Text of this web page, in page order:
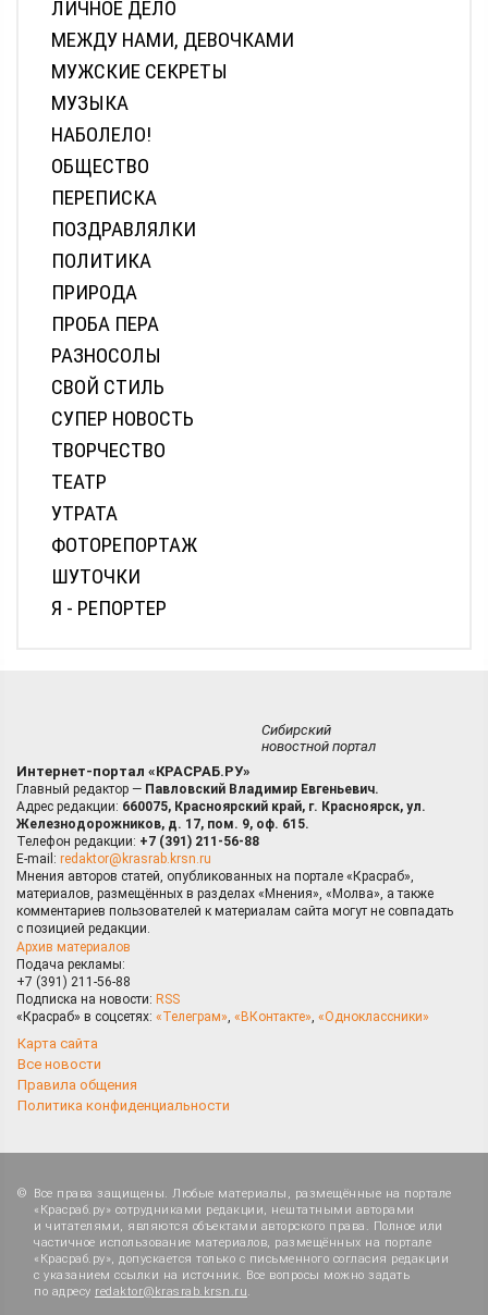
ЛИЧНОЕ ДЕЛО
МЕЖДУ НАМИ, ДЕВОЧКАМИ
МУЖСКИЕ СЕКРЕТЫ
МУЗЫКА
НАБОЛЕЛО!
ОБЩЕСТВО
ПЕРЕПИСКА
ПОЗДРАВЛЯЛКИ
ПОЛИТИКА
ПРИРОДА
ПРОБА ПЕРА
РАЗНОСОЛЫ
СВОЙ СТИЛЬ
СУПЕР НОВОСТЬ
ТВОРЧЕСТВО
ТЕАТР
УТРАТА
ФОТОРЕПОРТАЖ
ШУТОЧКИ
Я - РЕПОРТЕР
Сибирский
новостной портал
Интернет-портал «КРАСРАБ.РУ»
Главный редактор — Павловский Владимир Евгеньевич.
Адрес редакции: 660075, Красноярский край, г. Красноярск, ул.
Железнодорожников, д. 17, пом. 9, оф. 615.
Телефон редакции: +7 (391) 211-56-88
E-mail: redaktor@krasrab.krsn.ru
Мнения авторов статей, опубликованных на портале «Красраб»,
материалов, размещённых в разделах «Мнения», «Молва», а также
комментариев пользователей к материалам сайта могут не совпадать
с позицией редакции.
Архив материалов
Подача рекламы:
+7 (391) 211-56-88
Подписка на новости: RSS
«Красраб» в соцсетях: «Телеграм», «ВКонтакте», «Одноклассники»
Карта сайта
Все новости
Правила общения
Политика конфиденциальности
Все права защищены. Любые материалы, размещённые на портале
«Красраб.ру» сотрудниками редакции, нештатными авторами
и читателями, являются объектами авторского права. Полное или
частичное использование материалов, размещённых на портале
«Красраб.ру», допускается только с письменного согласия редакции
с указанием ссылки на источник. Все вопросы можно задать
по адресу redaktor@krasrab.krsn.ru